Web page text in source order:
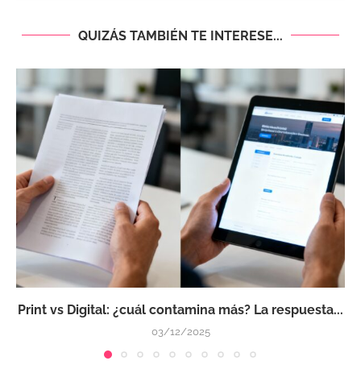
QUIZÁS TAMBIÉN TE INTERESE...
Print vs Digital: ¿cuál contamina más? La respuesta...
03/12/2025